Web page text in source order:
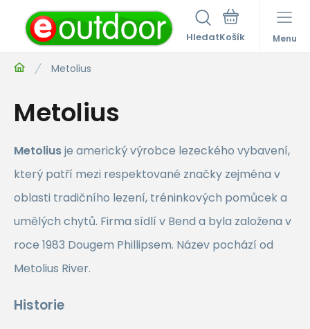
Hledat Menu
Metolius
Metolius
Metoliusje americký výrobce lezeckého vybavení,
který patří mezi respektované značky zejména v
oblasti tradičního lezení, tréninkových pomůcek a
umělých chytů. Firma sídlí v Bend a byla založena v
roce 1983 Dougem Phillipsem. Název pochází od
Metolius River.
Historie